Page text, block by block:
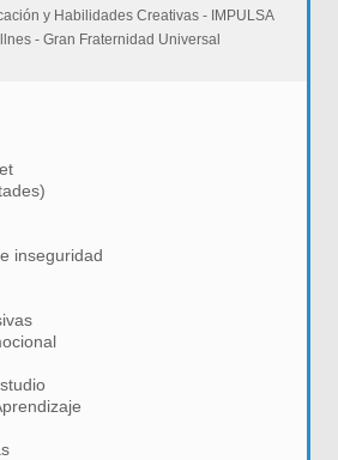
y Habilidades Creativas - IMPULSA
- Gran Fraternidad Universal
inseguridad